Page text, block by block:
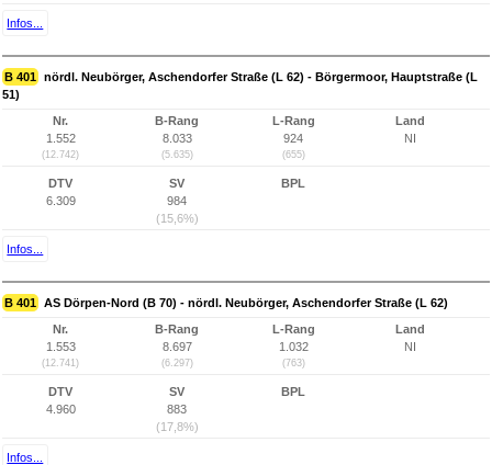
Infos...
B 401 nördl. Neubörger, Aschendorfer Straße (L 62) - Börgermoor, Hauptstraße (L
51)
Nr.
1.552
(12.742)
B-Rang
8.033
(5.635)
L-Rang
924
(655)
Land
NI
DTV
6.309
SV
984
(15,6%)
BPL
Infos...
B 401 AS Dörpen-Nord (B 70) - nördl. Neubörger, Aschendorfer Straße (L 62)
Nr.
1.553
(12.741)
B-Rang
8.697
(6.297)
L-Rang
1.032
(763)
Land
NI
DTV
4.960
SV
883
(17,8%)
BPL
Infos...